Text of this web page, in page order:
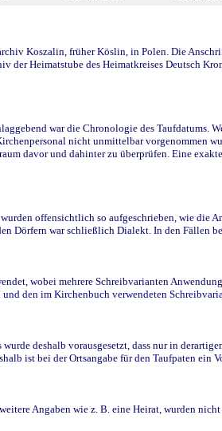
Koszalin, früher Köslin, in Polen. Die
der Heimatstube des Heimatkreises Deutsch
war die Chronologie des
nicht unmittelbar vorgenommen
davor und dahinter zu überprüfen. Eine
offensichtlich so aufgeschrieben, wie die
Dörfern war schließlich Dialekt. In den Fällen
wobei mehrere Schreibvarianten
den im Kirchenbuch verwendeten
deshalb vorausgesetzt, dass nur in
ist bei der Ortsangabe für den Taufpaten ein
Angaben wie z. B. eine Heirat, wurden nicht